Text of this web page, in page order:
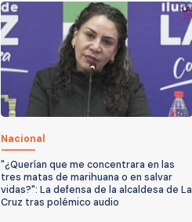
Nacional
"¿Querían que me concentrara en las
tres matas de marihuana o en salvar
vidas?": La defensa de la alcaldesa de La
Cruz tras polémico audio